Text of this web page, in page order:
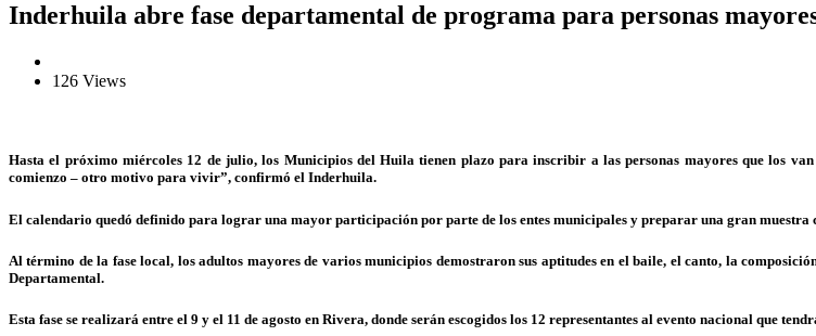
Inderhuila abre fase departamental de programa para personas
126 Views
Hasta el próximo miércoles 12 de julio, los Municipios del Huila tienen plazo para inscribir a las personas mayores que los
comienzo – otro motivo para vivir”, confirmó el Inderhuila.
El calendario quedó definido para lograr una mayor participación por parte de los entes municipales y preparar una gran
Al término de la fase local, los adultos mayores de varios municipios demostraron sus aptitudes en el baile, el canto, la
Departamental.
Esta fase se realizará entre el 9 y el 11 de agosto en Rivera, donde serán escogidos los 12 representantes al evento nacional que